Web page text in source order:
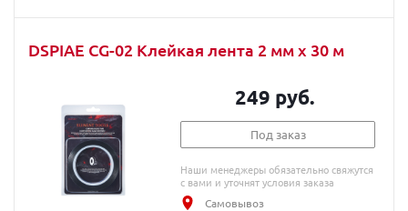
DSPIAE CG-02 Клейкая лента 2 мм х 30 м
249 руб.
Под заказ
Наши менеджеры обязательно свяжутся
с вами и уточнят условия заказа
Самовывоз